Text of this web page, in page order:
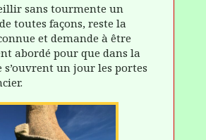
sans tourmente un
toutes façons, reste la
et demande à être
abordé pour que dans la
s’ouvrent un jour les portes